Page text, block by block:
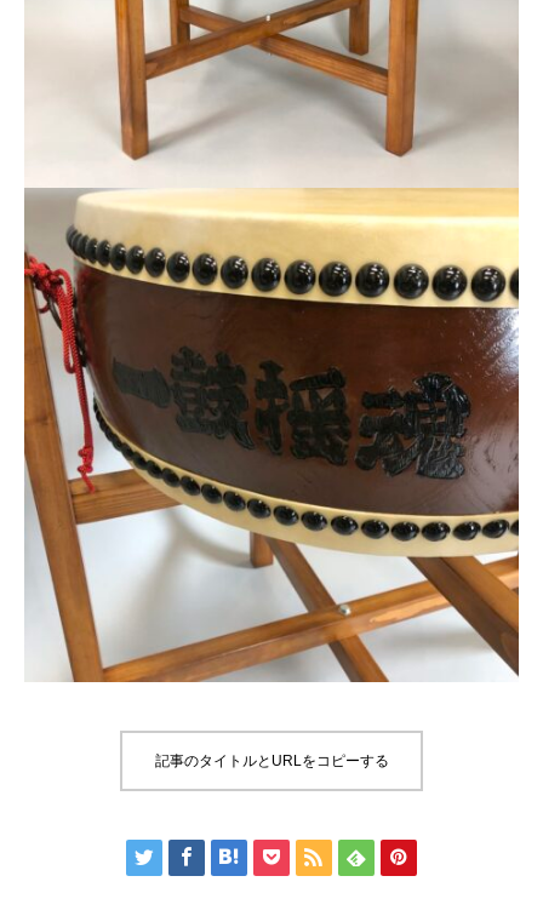
記事のタイトルとURLをコピーする
      